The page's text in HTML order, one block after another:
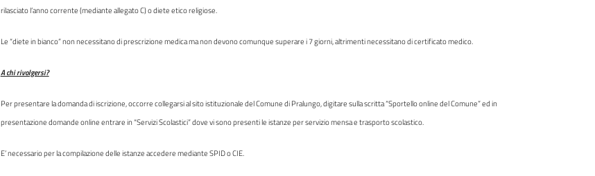
rilasciato l’anno corrente (mediante allegato C) o diete etico religiose.
Le “diete in bianco” non necessitano di prescrizione medica ma non devono comunque superare i 7 giorni, altrimenti necessitano di certificato medico.
A chi rivolgersi?
Per presentare la domanda di iscrizione, occorre collegarsi al sito istituzionale del Comune di Pralungo, digitare sulla scritta “Sportello online del Comune” ed in
presentazione domande online entrare in “Servizi Scolastici” dove vi sono presenti le istanze per servizio mensa e trasporto scolastico.
E’ necessario per la compilazione delle istanze accedere mediante SPID o CIE.